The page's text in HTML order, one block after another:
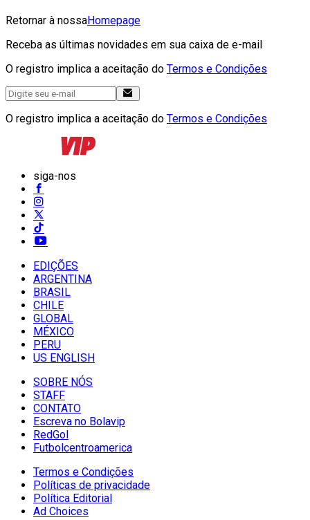
Retornar à nossaHomepage
Receba as últimas novidades em sua caixa de e-mail
O registro implica a aceitação do Termos e Condições
O registro implica a aceitação do Termos e Condições
siga-nos
EDIÇÕES
ARGENTINA
BRASIL
CHILE
GLOBAL
MÉXICO
PERU
US ENGLISH
SOBRE NÓS
STAFF
CONTATO
Escreva no Bolavip
RedGol
Futbolcentroamerica
Termos e Condições
Políticas de privacidade
Política Editorial
Ad Choices